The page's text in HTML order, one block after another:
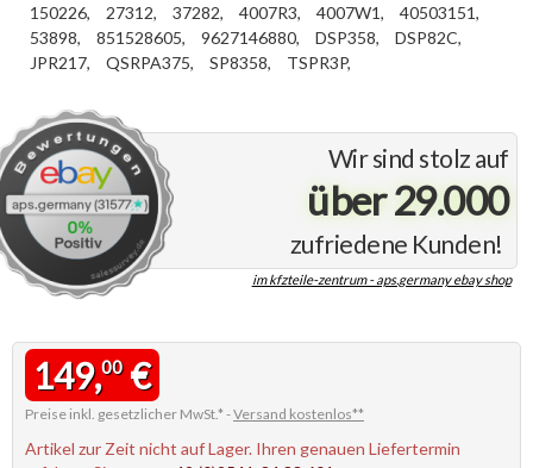
Wir sind stolz auf
über 29.000
zufriedene Kunden!
im kfzteile-zentrum - aps.germany ebay shop
150226,
27312, 37282, 4007R3, 4007W1,
40503151,
53898,
851528605, 9627146880, DSP358,
DSP82C,
JPR217,
QSRPA375, SP8358, TSPR3P,
149,00€
Preise inkl. gesetzlicher MwSt.* -Versand kostenlos**
Artikel zur Zeit nicht auf Lager. Ihren genauen Liefertermin